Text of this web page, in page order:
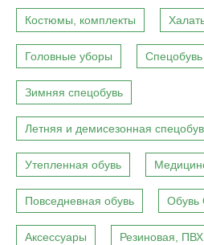
Костюмы, комплекты
Головные уборы Спецобувь
Зимняя спецобувь
Летняя и демисезонная
Утепленная обувь
Повседневная обувь Обувь
Аксессуары Резиновая, ПВХ